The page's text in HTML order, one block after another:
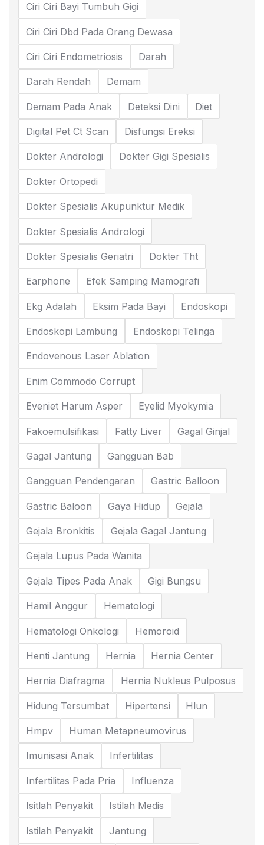
Ciri Ciri Bayi Tumbuh Gigi
Ciri Ciri Dbd Pada Orang Dewasa
Ciri Ciri Endometriosis Darah
Darah Rendah Demam
Demam Pada Anak Deteksi Dini Diet
Digital Pet Ct Scan Disfungsi Ereksi
Dokter Andrologi Dokter Gigi Spesialis
Dokter Ortopedi
Dokter Spesialis Akupunktur Medik
Dokter Spesialis Andrologi
Dokter Spesialis Geriatri Dokter Tht
Earphone Efek Samping Mamografi
Ekg Adalah Eksim Pada Bayi Endoskopi
Endoskopi Lambung Endoskopi Telinga
Endovenous Laser Ablation
Enim Commodo Corrupt
Eveniet Harum Asper Eyelid Myokymia
Fakoemulsifikasi Fatty Liver Gagal Ginjal
Gagal Jantung Gangguan Bab
Gangguan Pendengaran Gastric Balloon
Gastric Baloon Gaya Hidup Gejala
Gejala Bronkitis Gejala Gagal Jantung
Gejala Lupus Pada Wanita
Gejala Tipes Pada Anak Gigi Bungsu
Hamil Anggur Hematologi
Hematologi Onkologi Hemoroid
Henti Jantung Hernia Hernia Center
Hernia Diafragma Hernia Nukleus Pulposus
Hidung Tersumbat Hipertensi Hlun
Hmpv Human Metapneumovirus
Imunisasi Anak Infertilitas
Infertilitas Pada Pria Influenza
Isitlah Penyakit Istilah Medis
Istilah Penyakit Jantung